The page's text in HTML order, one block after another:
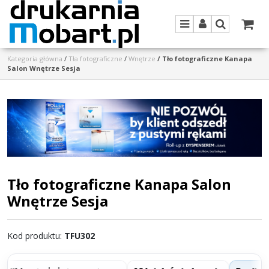
MenuPanelSzukaj
Kategoria główna / Tła fotograficzne / Wnętrze / Tło fotograficzne Kanapa
Salon Wnętrze Sesja
Tło fotograficzne Kanapa Salon
Wnętrze Sesja
Kod produktu: TFU302